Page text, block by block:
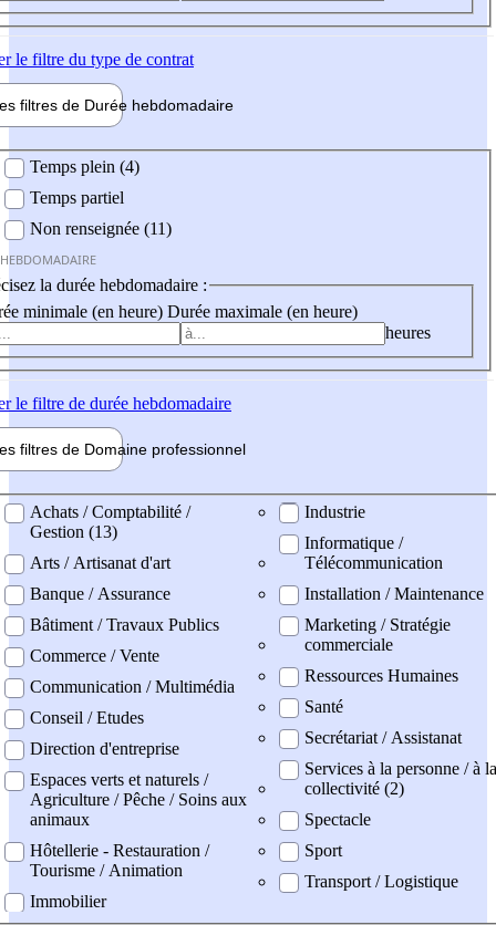
le filtre du type de contrat
filtres de Durée hebdomadaire
Temps plein (4)
Temps partiel
Non renseignée (11)
la durée hebdomadaire :
minimale (en heure) Durée maximale (en heure)
heures
le filtre de durée hebdomadaire
filtres de Domaine professionnel
professionel
Achats / Comptabilité /
Gestion (13)
Arts / Artisanat d'art
Banque / Assurance
Bâtiment / Travaux Publics
Commerce / Vente
Communication / Multimédia
Conseil / Etudes
Direction d'entreprise
Espaces verts et naturels /
Agriculture / Pêche / Soins aux
animaux
Hôtellerie - Restauration /
Tourisme / Animation
Immobilier
Industrie
Informatique /
Télécommunication
Installation / Maintenance
Marketing / Stratégie
commerciale
Ressources Humaines
Santé
Secrétariat / Assistanat
Services à la personne / à la
collectivité (2)
Spectacle
Sport
Transport / Logistique